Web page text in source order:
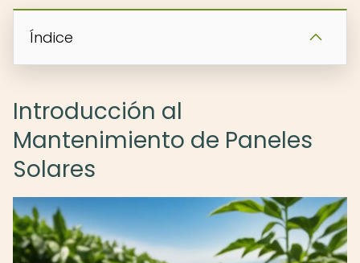
Índice
Introducción al
Mantenimiento de Paneles
Solares